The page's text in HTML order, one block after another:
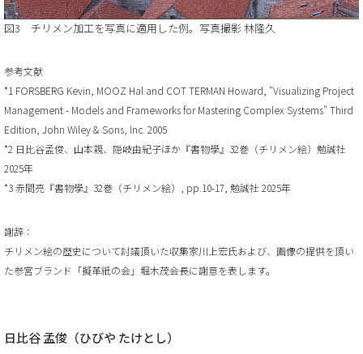
図3 チリメン加工を写真に適用した例。写真撮影 林隆久
参考文献
*1 FORSBERG Kevin, MOOZ Hal and COT TERMAN Howard, "Visualizing Project
Management - Models and Frameworks for Mastering Complex Systems" Third
Edition, John Wiley & Sons, Inc. 2005
*2 日比谷孟俊、山本親、隠岐由紀子ほか『書物學』32巻（チリメン絵）勉誠社
2025年
*3 赤間亮『書物學』32巻（チリメン絵）, pp.10-17, 勉誠社 2025年
謝辞：
チリメン絵の歴史について討議頂いた収集家川上宏氏および、画像の提供を頂い
た参宮ブランド「擬革紙の会」堀木茂会長に謝意を表します。
日比谷 孟俊（ひびや たけとし）